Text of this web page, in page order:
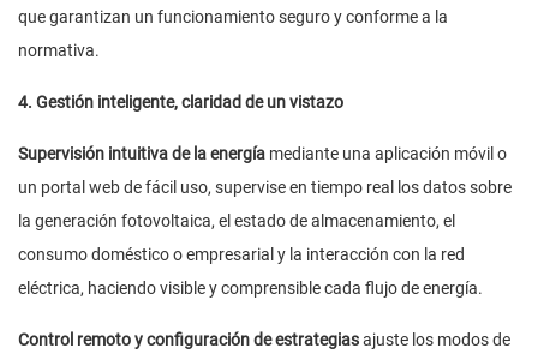
que garantizan un funcionamiento seguro y conforme a la
normativa.
4. Gestión inteligente, claridad de un vistazo
Supervisión intuitiva de la energía mediante una aplicación móvil o
un portal web de fácil uso, supervise en tiempo real los datos sobre
la generación fotovoltaica, el estado de almacenamiento, el
consumo doméstico o empresarial y la interacción con la red
eléctrica, haciendo visible y comprensible cada flujo de energía.
Control remoto y configuración de estrategiasajuste los modos de